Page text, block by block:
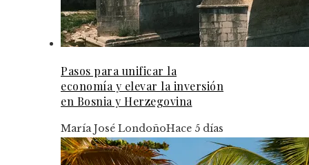
Pasos para unificar la
economía y elevar la inversión
en Bosnia y Herzegovina
María José LondoñoHace 5 días